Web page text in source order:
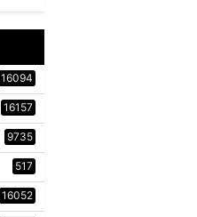
16094
16157
9735
517
16052